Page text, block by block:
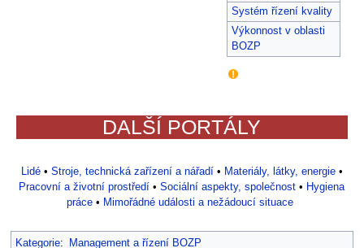
Systém řízení kvality
Výkonnost v oblasti
BOZP
DALŠÍ PORTÁLY
Lidé• Stroje, technická zařízení a nářadí• Materiály, látky, energie•
Pracovní a životní prostředí •Sociální aspekty, společnost • Hygiena
práce • Mimořádné události a nežádoucí situace
Kategorie: Management a řízení BOZP